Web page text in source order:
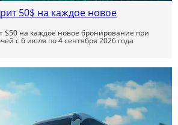
50$ на каждое новое
$50 на каждое новое бронирование при
с 6 июля по 4 сентября 2026 года